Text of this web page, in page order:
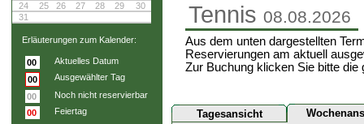
24
25 26 27 28 29
30
31
Erläuterungen zum Kalender:
00
Aktuelles Datum
00
Ausgewählter Tag
00
Noch nicht reservierbar
00
Feiertag
Tennis 08.08.2026
Aus dem unten dargestellten
Reservierungen am aktuell
Zur Buchung klicken Sie bitte die
Tagesansicht